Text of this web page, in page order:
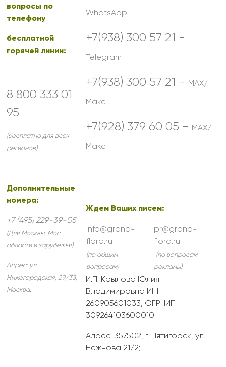
вопросы по
телефону
бесплатной
горячей линии:
8 800 333 01
95
(бесплатно для всех
регионов)
Дополнительные
номера:
+7 (495) 229-39-05
(Для Москвы, Мос.
области и зарубежья)
Адрес: ул.
Нижегородская, 29/33,
Москва.
WhatsApp
+7(938) 300 57 21 -
Telegram
+7(938) 300 57 21 - MAX/
Макс
+7(928) 379 60 05 - MAX/
Макс
Ждем Ваших писем:
info@grand-
flora.ru
pr@grand-
flora.ru
(по общим
вопросам)
(по вопросам
рекламы)
И.П. Крылова Юлия
Владимировна ИНН
260905601033, ОГРНИП
309264103600010
Адрес: 357502, г. Пятигорск, ул.
Нежнова 21/2;